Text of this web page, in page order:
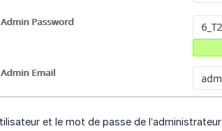
et le mot de passe de